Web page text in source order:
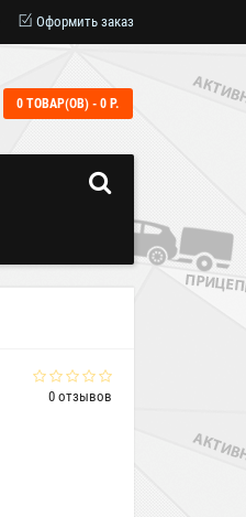
Оформить заказ
0 ТОВАР(ОВ) - 0 Р.
0 отзывов